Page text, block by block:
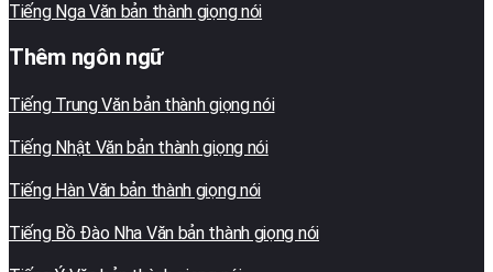
Tiếng Nga Văn bản thành giọng nói
Thêm ngôn ngữ
Tiếng Trung Văn bản thành giọng nói
Tiếng Nhật Văn bản thành giọng nói
Tiếng Hàn Văn bản thành giọng nói
Tiếng Bồ Đào Nha Văn bản thành giọng nói